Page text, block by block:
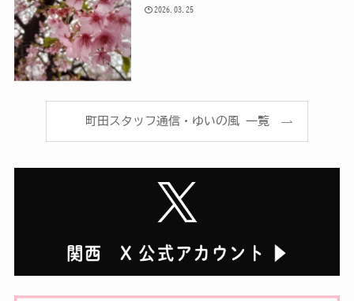
2026.03.25
町田スタッフ通信・ゆいの風 一覧